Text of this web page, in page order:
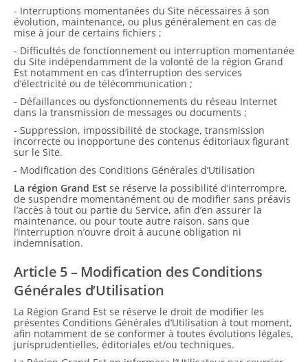
- Interruptions momentanées du Site nécessaires à son
évolution, maintenance, ou plus généralement en cas de
mise à jour de certains fichiers ;
- Difficultés de fonctionnement ou interruption momentanée
du Site indépendamment de la volonté de la région Grand
Est notamment en cas d’interruption des services
d’électricité ou de télécommunication ;
- Défaillances ou dysfonctionnements du réseau Internet
dans la transmission de messages ou documents ;
- Suppression, impossibilité de stockage, transmission
incorrecte ou inopportune des contenus éditoriaux figurant
sur le Site.
- Modification des Conditions Générales d’Utilisation
La région Grand Est se réserve la possibilité d’interrompre,
de suspendre momentanément ou de modifier sans préavis
l’accès à tout ou partie du Service, afin d’en assurer la
maintenance, ou pour toute autre raison, sans que
l’interruption n’ouvre droit à aucune obligation ni
indemnisation.
Article 5 – Modification des Conditions
Générales d’Utilisation
La Région Grand Est se réserve le droit de modifier les
présentes Conditions Générales d’Utilisation à tout moment,
afin notamment de se conformer à toutes évolutions légales,
jurisprudentielles, éditoriales et/ou techniques.